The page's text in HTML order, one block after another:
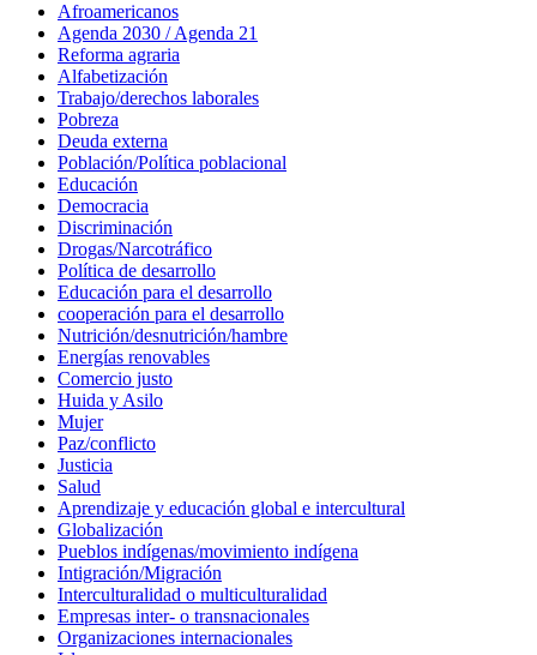
Afroamericanos
Agenda 2030 / Agenda 21
Reforma agraria
Alfabetización
Trabajo/derechos laborales
Pobreza
Deuda externa
Población/Política poblacional
Educación
Democracia
Discriminación
Drogas/Narcotráfico
Política de desarrollo
Educación para el desarrollo
cooperación para el desarrollo
Nutrición/desnutrición/hambre
Energías renovables
Comercio justo
Huida y Asilo
Mujer
Paz/conflicto
Justicia
Salud
Aprendizaje y educación global e intercultural
Globalización
Pueblos indígenas/movimiento indígena
Intigración/Migración
Interculturalidad o multiculturalidad
Empresas inter- o transnacionales
Organizaciones internacionales